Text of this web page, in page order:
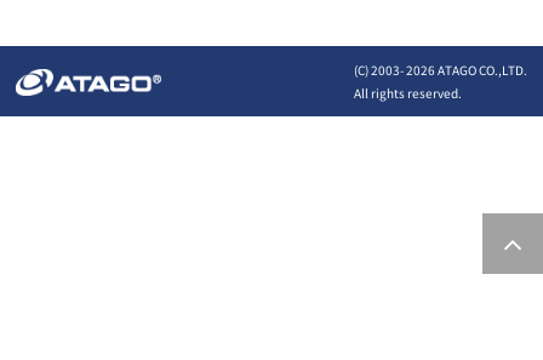
(C) 2003-2026 ATAGO CO.,LTD.
All rights reserved.